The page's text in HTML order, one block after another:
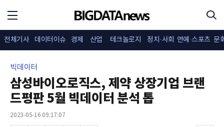
전체기사 데이터이슈 경제 산업 테크놀로지 정치·사회 연예·스포츠 문
빅데이터
삼성바이오로직스, 제약 상장기업 브랜
드평판 5월 빅데이터 분석 톱
2023-05-16 09:17:07